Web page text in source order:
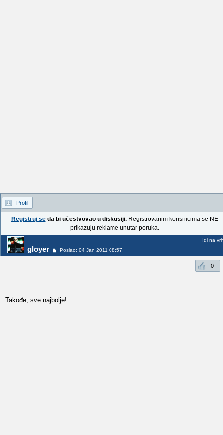
Profil
Registruj seda bi učestvovao u diskusiji.Registrovanim korisnicima se NE
prikazuju reklame unutar poruka.
gloyer Poslao: 04 Jan 2011 08:57
Idi na vrh
0
Takođe, sve najbolje!